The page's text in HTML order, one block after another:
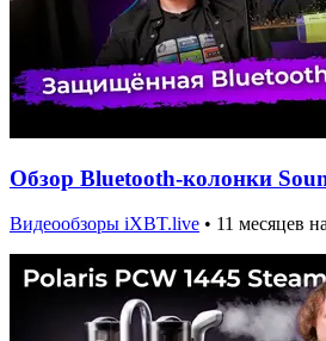
Обзор Bluetooth-колонки
Видеообзоры iXBT.live • 11 месяцев